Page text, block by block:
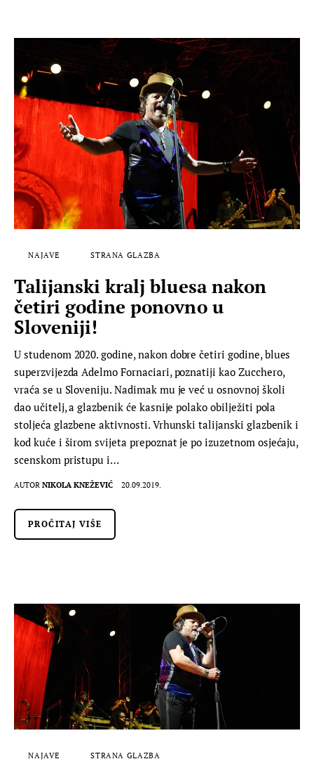
NAJAVE STRANA GLAZBA
Talijanski kralj bluesa nakon
četiri godine ponovno u
Sloveniji!
U studenom 2020. godine, nakon dobre četiri godine, blues
superzvijezda Adelmo Fornaciari, poznatiji kao Zucchero,
vraća se u Sloveniju. Nadimak mu je već u osnovnoj školi
dao učitelj, a glazbenik će kasnije polako obilježiti pola
stoljeća glazbene aktivnosti. Vrhunski talijanski glazbenik i
kod kuće i širom svijeta prepoznat je po izuzetnom osjećaju,
scenskom pristupu i…
AUTOR NIKOLA KNEŽEVIĆ 20.09.2019.
PROČITAJ VIŠE
NAJAVE STRANA GLAZBA